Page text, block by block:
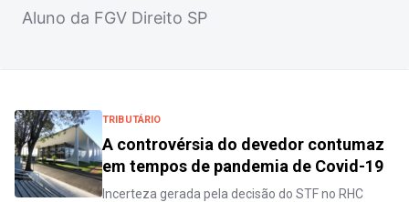
Aluno da FGV Direito SP
TRIBUTÁRIO
A controvérsia do devedor contumaz
em tempos de pandemia de Covid-19
Incerteza gerada pela decisão do STF no RHC